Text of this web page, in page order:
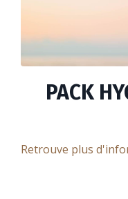
PACK
Retrouve plus